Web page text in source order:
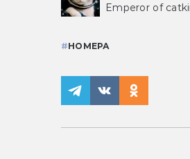
Emperor of
#НОМЕРА